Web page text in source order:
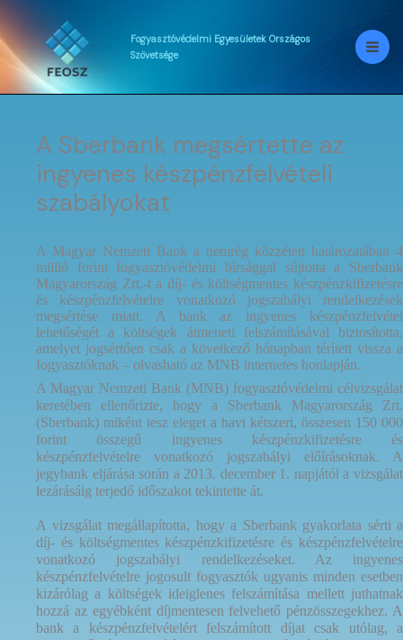
Skip
to
content
Fogyasztóvédelmi Egyesületek Országos
Szövetsége
A Sberbank megsértette az
ingyenes készpénzfelvételi
szabályokat
A Magyar Nemzeti Bank a nemrég közzétett határozatában 4
millió forint fogyasztóvédelmi bírsággal sújtotta a Sberbank
Magyarország Zrt.-t a díj- és költségmentes készpénzkifizetésre
és készpénzfelvételre vonatkozó jogszabályi rendelkezések
megsértése miatt. A bank az ingyenes készpénzfelvétel
lehetőségét a költségek átmeneti felszámításával biztosította,
amelyet jogsértően csak a következő hónapban térített vissza a
fogyasztóknak – olvasható az MNB internetes honlapján.
A Magyar Nemzeti Bank (MNB) fogyasztóvédelmi célvizsgálat
keretében ellenőrizte, hogy a Sberbank Magyarország Zrt.
(Sberbank) miként tesz eleget a havi kétszeri, összesen 150 000
forint összegű ingyenes készpénzkifizetésre és
készpénzfelvételre vonatkozó jogszabályi előírásoknak. A
jegybank eljárása során a 2013. december 1. napjától a vizsgálat
lezárásáig terjedő időszakot tekintette át.
A vizsgálat megállapította, hogy a Sberbank gyakorlata sérti a
díj- és költségmentes készpénzkifizetésre és készpénzfelvételre
vonatkozó jogszabályi rendelkezéseket. Az ingyenes
készpénzfelvételre jogosult fogyasztók ugyanis minden esetben
kizárólag a költségek ideiglenes felszámítása mellett juthatnak
hozzá az egyébként díjmentesen felvehető pénzösszegekhez. A
bank a készpénzfelvételért felszámított díjat csak utólag, a